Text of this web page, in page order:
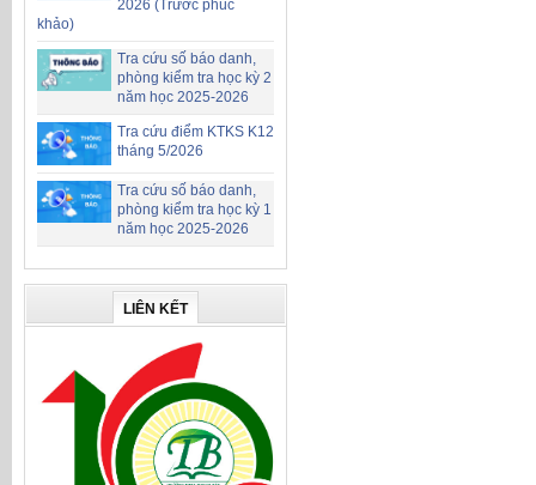
2026 (Trước phúc
khảo)
Tra cứu số báo danh,
phòng kiểm tra học kỳ 2
năm học 2025-2026
Tra cứu điểm KTKS K12
tháng 5/2026
Tra cứu số báo danh,
phòng kiểm tra học kỳ 1
năm học 2025-2026
LIÊN KẾT